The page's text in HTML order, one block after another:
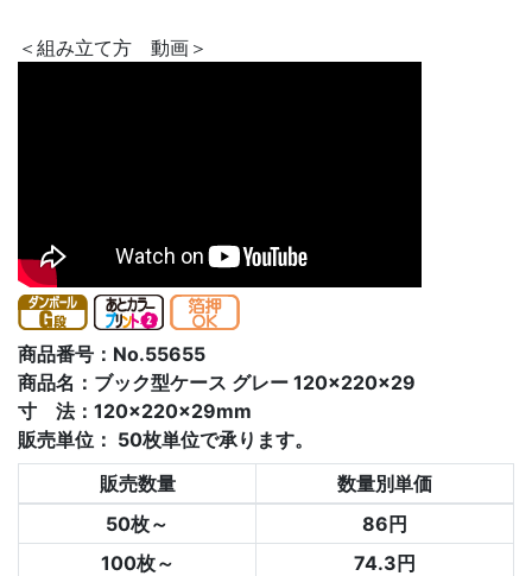
＜組み立て方 動画＞
商品番号：No.55655
商品名：ブック型ケース グレー 120×220×29
寸 法：120×220×29mm
販売単位： 50枚単位で承ります。
販売数量
数量別単価
50枚～
86円
100枚～
74.3円